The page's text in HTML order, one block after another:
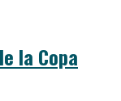
la Copa